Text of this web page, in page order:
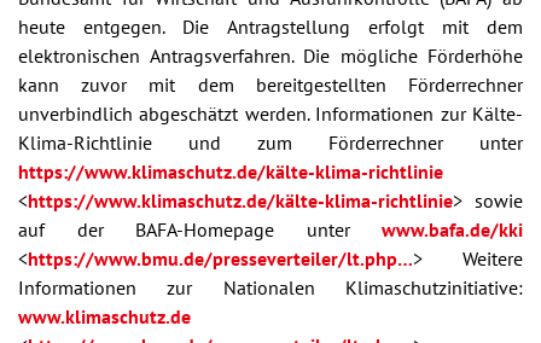
heute entgegen. Die Antragstellung erfolgt mit dem
elektronischen Antragsverfahren. Die mögliche Förderhöhe
kann zuvor mit dem bereitgestellten Förderrechner
unverbindlich abgeschätzt werden. Informationen zur Kälte-
Klima-Richtlinie und zum Förderrechner unter
https://www.klimaschutz.de/kälte-klima-richtlinie
<https://www.klimaschutz.de/kälte-klima-richtlinie> sowie
auf der BAFA-Homepage unter www.bafa.de/kki
<https://www.bmu.de/presseverteiler/lt.php…> Weitere
Informationen zur Nationalen Klimaschutzinitiative:
www.klimaschutz.de